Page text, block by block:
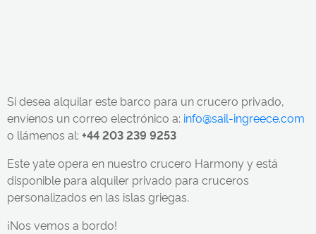
Si desea alquilar este barco para un crucero privado,
envíenos un correo electrónico a: info@sail-ingreece.com
o llámenos al: +44 203 239 9253
Este yate opera en nuestro crucero Harmony y está
disponible para alquiler privado para cruceros
personalizados en las islas griegas.
¡Nos vemos a bordo!